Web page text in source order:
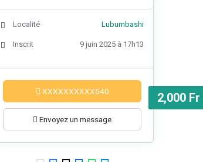
2,000 Fr
Localité Lubumbashi
Inscrit 9 juin 2025 à 17h13
XXXXXXXXXX540
Envoyez un message